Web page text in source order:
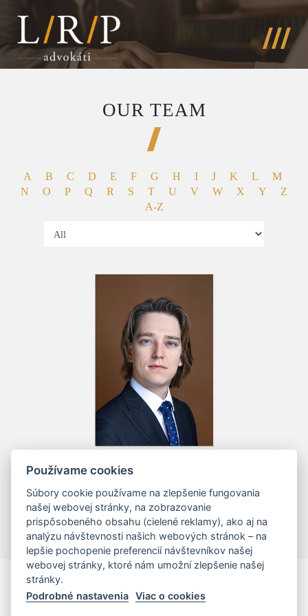
OUR TEAM
A B C D E F G H I J K L
M
N
O P Q R S T U V W X Y
Z
A-Z
Mgr. Tomáš Vall, LL.M.
Používame cookies
Súbory cookie používame na zlepšenie fungovania
našej webovej stránky, na zobrazovanie
prispôsobeného obsahu (cielené reklamy), ako aj na
analýzu návštevnosti našich webových stránok – na
lepšie pochopenie preferencií návštevníkov našej
webovej stránky, ktoré nám umožní zlepšenie našej
stránky.
Podrobné nastavenia
Viac o cookies